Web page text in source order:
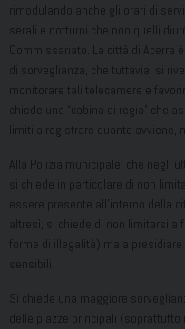
rimodulando anche gli orari di
serali e notturni che non quelli
Commissariato. La città di Acerra
di sorveglianza, che tuttavia, si
monitorare tali telecamere e
chiede una “cabina di regia” che
limiti a registrare quanto avviene,
Alla Polizia municipale, che negli
si chiede in particolare di non
essere presente all’interno della
altresì, si chiede di non limitarsi
forme di illegalità) ma a
sensibili.
Si chiede una maggiore
delle piazze principali